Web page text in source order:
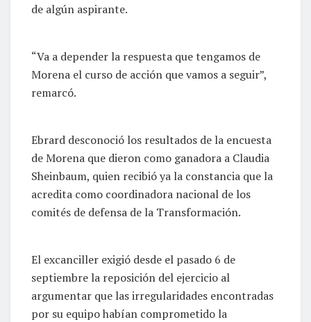
de algún aspirante.
“Va a depender la respuesta que tengamos de
Morena el curso de acción que vamos a seguir”,
remarcó.
Ebrard desconoció los resultados de la encuesta
de Morena que dieron como ganadora a Claudia
Sheinbaum, quien recibió ya la constancia que la
acredita como coordinadora nacional de los
comités de defensa de la Transformación.
El excanciller exigió desde el pasado 6 de
septiembre la reposición del ejercicio al
argumentar que las irregularidades encontradas
por su equipo habían comprometido la